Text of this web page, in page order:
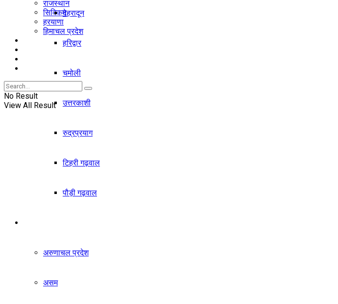
राजस्थान
सिक्किम
हरयाणा
हिमाचल प्रदेश
No Result
View All Result
देहरादून
हरिद्वार
चमोली
उत्तरकाशी
रुद्रप्रयाग
टिहरी गढ़वाल
पौड़ी गढ़वाल
अरुणाचल प्रदेश
असम